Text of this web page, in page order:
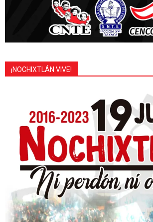
¡NOCHIXTLÁN VIVE!